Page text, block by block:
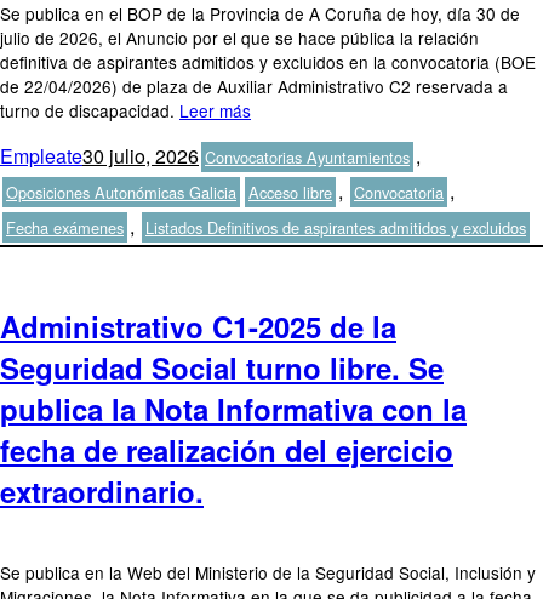
Se publica en el BOP de la Provincia de A Coruña de hoy, día 30 de
julio de 2026, el Anuncio por el que se hace pública la relación
definitiva de aspirantes admitidos y excluidos en la convocatoria (BOE
de 22/04/2026) de plaza de Auxiliar Administrativo C2 reservada a
turno de discapacidad. Leer más
Autor
EmpleatePublicado
el
30 julio, 2026Categorías
Convocatorias Ayuntamientos ,
Oposiciones Autonómicas Galicia Etiquetas
Acceso libre , Convocatoria ,
Fecha exámenes , Listados Definitivos de aspirantes admitidos y excluidos
Administrativo C1-2025 de la
Seguridad Social turno libre. Se
publica la Nota Informativa con la
fecha de realización del ejercicio
extraordinario.
Se publica en la Web del Ministerio de la Seguridad Social, Inclusión y